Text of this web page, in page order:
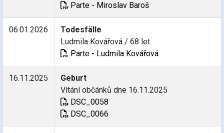
Parte - Miroslav Baroš
06.01.2026
Todesfälle
Ludmila Kovářová / 68 let
Parte - Ludmila Kovářová
16.11.2025
Geburt
Vítání občánků dne 16.11.2025
DSC_0058
DSC_0066